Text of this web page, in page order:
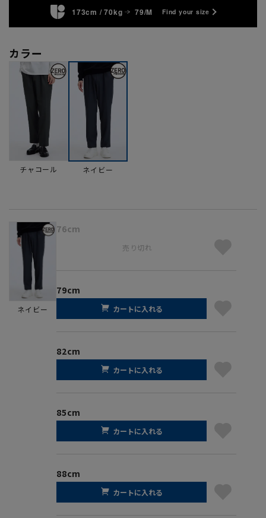
173cm / 70kg 79/M Find your size
カラー
チャコール ネイビー
ネイビー
76cm
売り切れ
79cm
カートに入れる
82cm
カートに入れる
85cm
カートに入れる
88cm
カートに入れる